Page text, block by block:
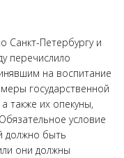
Санкт-Петербургу и
перечислило
на воспитание
государственной
также их опекуны,
условие
должно быть
они должны